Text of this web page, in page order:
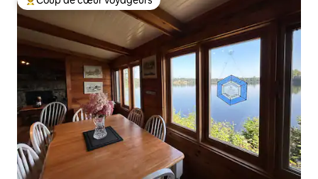
Coups de cœur voyageurs les plus appréciés